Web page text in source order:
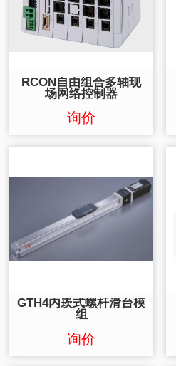
RCON自由组合多轴现
场网络控制器
询价
GTH4内崁式螺杆滑台模
组
询价